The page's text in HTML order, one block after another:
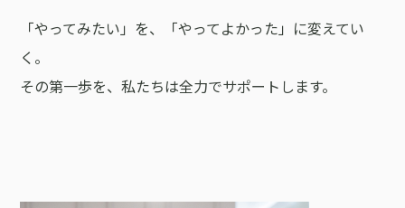
「やってみたい」を、「やってよかった」に変えてい
く。
その第一歩を、私たちは全力でサポートします。